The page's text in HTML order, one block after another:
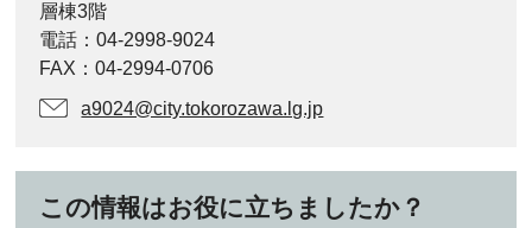
層棟3階
電話：04-2998-9024
FAX：04-2994-0706
a9024@city.tokorozawa.lg.jp
この情報はお役に立ちましたか？